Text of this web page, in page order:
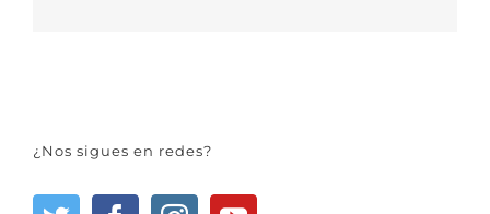
¿Nos sigues en redes?